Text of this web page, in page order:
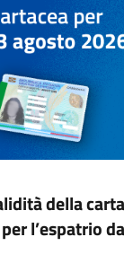
della carta
l’espatrio